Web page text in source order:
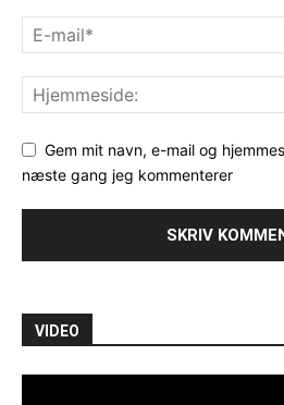
Gem mit navn, e-mail og
næste gang jeg kommenterer
VIDEO